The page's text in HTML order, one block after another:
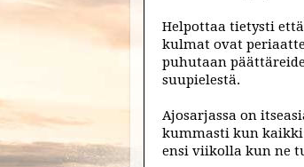
Helpottaa tietysti
kulmat ovat
puhutaan
suupielestä.
Ajosarjassa on
kummasti kun kaikki
ensi viikolla kun ne